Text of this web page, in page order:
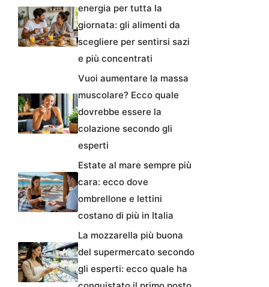
energia per tutta la
giornata: gli alimenti da
scegliere per sentirsi sazi
e più concentrati
Vuoi aumentare la massa
muscolare? Ecco quale
dovrebbe essere la
colazione secondo gli
esperti
Estate al mare sempre più
cara: ecco dove
ombrellone e lettini
costano di più in Italia
La mozzarella più buona
del supermercato secondo
gli esperti: ecco quale ha